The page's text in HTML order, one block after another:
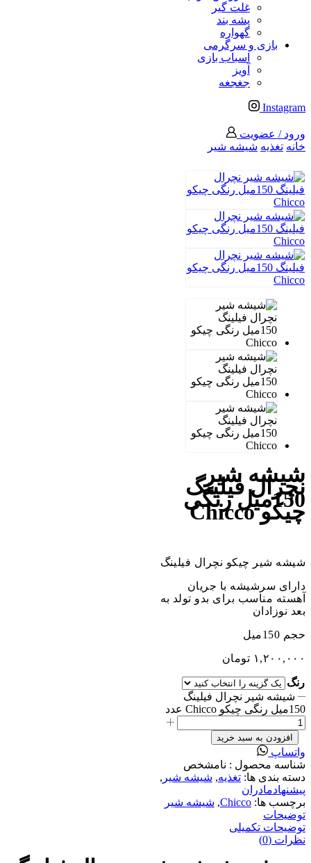
غلت گیر
پشه بند
گهواره
بازی و سرگرمی
اسباب بازی
آویز
جغجغه
Instagram
ورود / عضویت
خانه تغذیه شیشه شیر
شیشه شیر
نچرال فیلینگ
150میل رنگیچیکو Chicco
شیشه شیر چیکو نچرال فیلینگ
دارای سرشیشه با جریان
آهسته مناسب برای بدو تولد به
بعد نوزادان
حجم 150میل
۱,۲۰۰,۰۰۰ تومان
رنگ
شیشه شیر نچرال فیلینگ
150میل رنگی چیکو Chicco عدد
افزودن به سبد خرید
واتساپ
شناسه محصول : نامشخص
دسته بندی ها: تغذیه, شیشه شیر ,
پیشنهادمادران
برچسب ها: Chicco
, شیشه شیر
توضیحات
توضیحات تکمیلی
نظرات (0)